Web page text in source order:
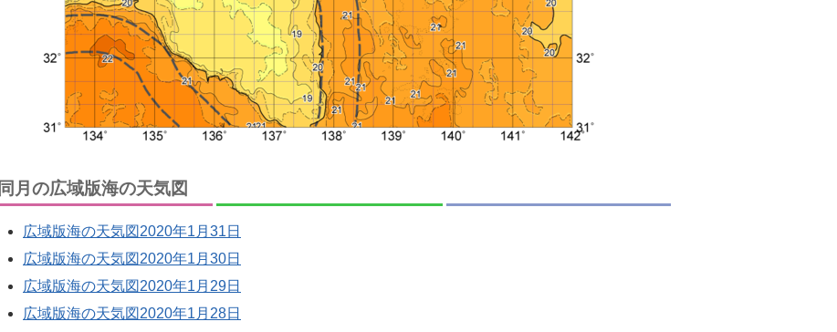
同月の広域版海の天気図
広域版海の天気図2020年1月31日
広域版海の天気図2020年1月30日
広域版海の天気図2020年1月29日
広域版海の天気図2020年1月28日